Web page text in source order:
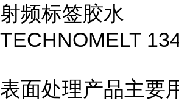
射频标签胶水
TECHNOMELT
表面处理产品主要